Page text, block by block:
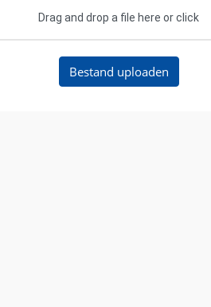
Drag and drop a file here or click